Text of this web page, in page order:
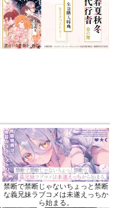
禁断で禁断じゃないちょっと禁断
な義兄妹ラブコメは未遂えっちか
ら始まる。